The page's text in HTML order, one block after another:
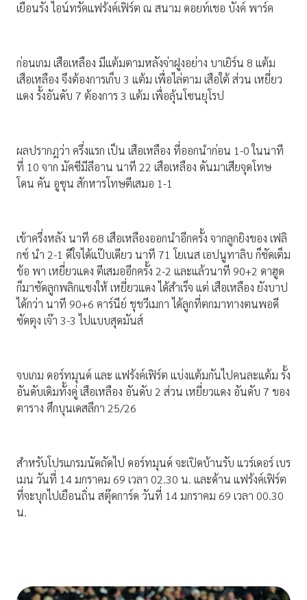
เยือนรัง ไอน์ทรัคแฟร้งค์เฟิร์ต ณ สนาม ดอยท์เชอ บังค์ พาร์ค
ก่อนเกม เสือเหลือง มีแต้มตามหลังจ่าฝูงอย่าง บาเยิร์น 8 แต้ม
เสือเหลือง จึงต้องการเก็บ 3 แต้ม เพื่อไล่ตาม เสือใต้ ส่วน เหยี่ยว
แดง รั้งอันดับ 7 ต้องการ 3 แต้ม เพื่อลุ้นโซนยุโรป
ผลปรากฎว่า ครึ่งแรก เป็น เสือเหลือง ที่ออกนำก่อน 1-0 ในนาที
ที่ 10 จาก มัคซีมีลีอาน นาที 22 เสือเหลือง ดันมาเสียจุดโทษ
โดน คัน อูซุน สักหารโทษตีเสมอ 1-1
เข้าครึ่งหลัง นาที 68 เสือเหลืองออกนำอีกครั้ง จากลูกยิงของ เฟลิ
กซ์ นำ 2-1 ดีใจได้แป๊บเดียว นาที 71 โยเนส เอปนูทาลิบ ก็ซัดเต็ม
ข้อ พา เหยี่ยวแดง ตีเสมออีกครั้ง 2-2 และแล้วนาที 90+2 ดาฮูด
ก็มาซัดลูกพลิกแซงให้ เหยี่ยวแดง ได้สำเร็จ แต่ เสือเหลือง ยังบาป
ได้กว่า นาที 90+6 คาร์นีย์ ชุชวีเมกา ได้ลูกที่ตกมาทางตนพอดี
ซัดตุง เจ๊า 3-3 ไปแบบสุดมันส์
จบเกม ดอร์ทมุนด์ และ แฟร้งค์เฟิร์ต แบ่งแต้มกันไปคนละแต้ม รั้ง
อันดับเดิมทั้งคู่ เสือเหลือง อันดับ 2 ส่วน เหยี่ยวแดง อันดับ 7 ของ
ตาราง ศึกบุนเดสลีกา 25/26
สำหรับโปรแกรมนัดถัดไป ดอร์ทมุนด์ จะเปิดบ้านรับ แวร์เดอร์ เบร
เมน วันที่ 14 มกราคม 69 เวลา 02.30 น. และด้าน แฟร้งค์เฟิร์ต
ที่จะบุกไปเยือนถิ่น สตุ๊ดการ์ด วันที่ 14 มกราคม 69 เวลา 00.30
น.